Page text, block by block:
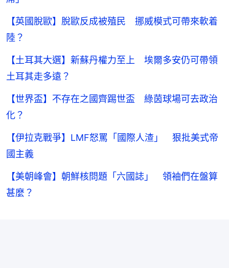
【英國脫歐】脫歐反成被殖民 挪威模式可帶來軟着
陸？
【土耳其大選】新蘇丹權力至上 埃爾多安仍可帶領
土耳其走多遠？
【世界盃】不存在之國齊踢世盃 綠茵球場可去政治
化？
【伊拉克戰爭】LMF怒罵「國際人渣」 狠批美式帝
國主義
【美朝峰會】朝鮮核問題「六國誌」 領袖們在盤算
甚麼？